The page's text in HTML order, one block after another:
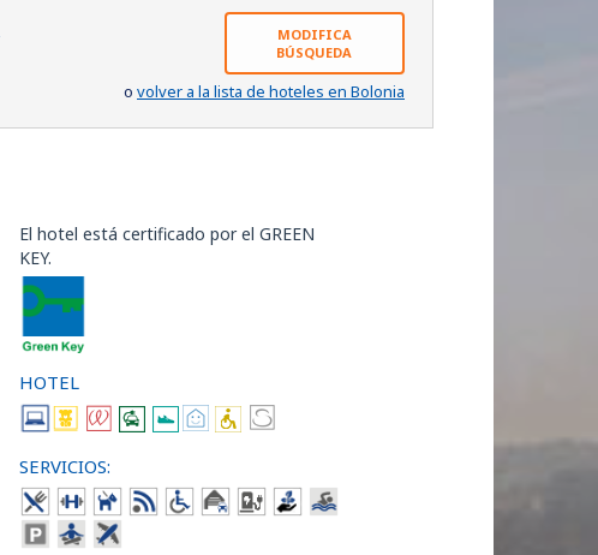
MODIFICA
BÚSQUEDA
o volver a la lista de hoteles en Bolonia
El hotel está certificado por el GREEN
KEY.
HOTEL
SERVICIOS: